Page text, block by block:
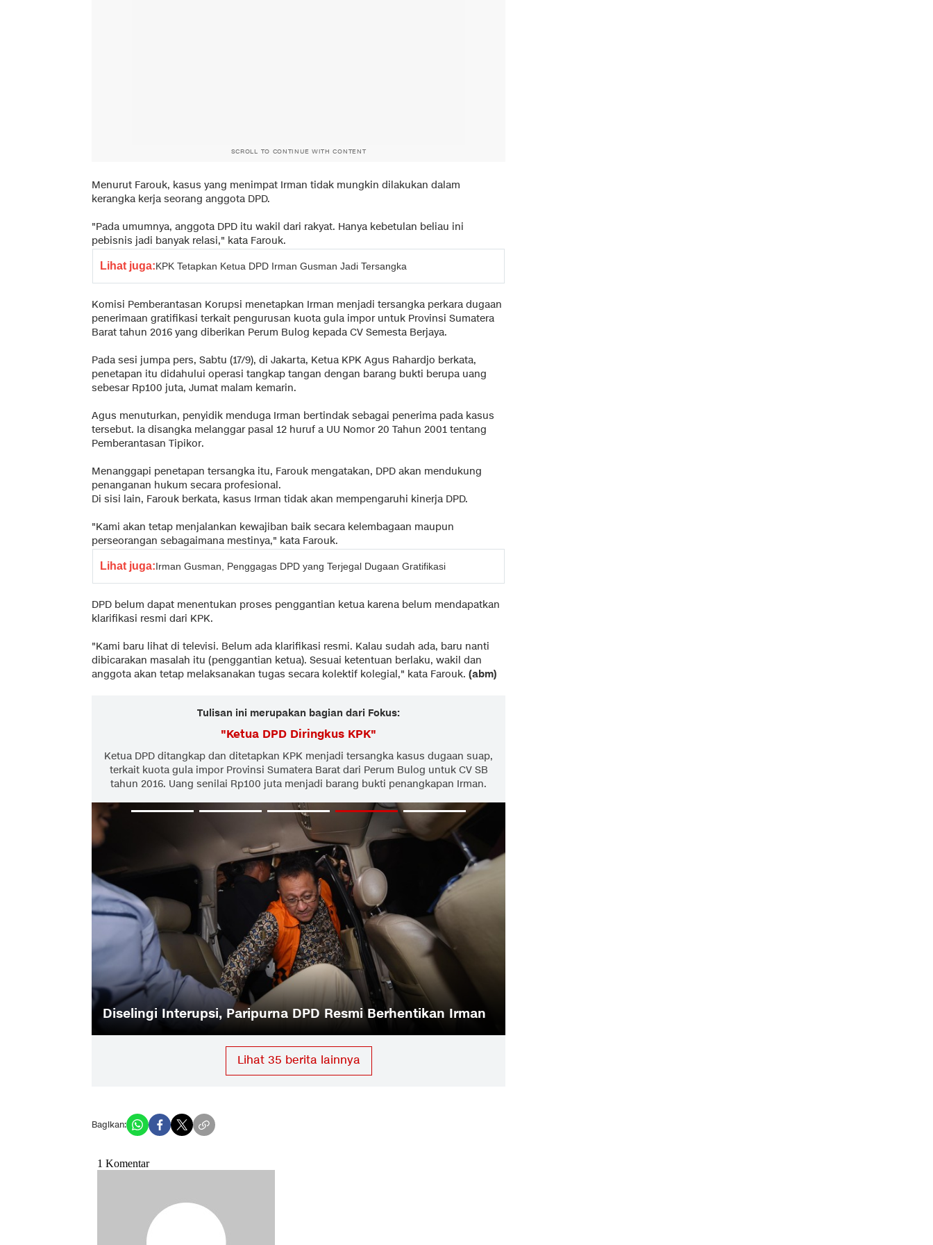
SCROLL TO CONTINUE WITH CONTENT
Menurut Farouk, kasus yang menimpat Irman tidak mungkin dilakukan dalam
kerangka kerja seorang anggota DPD.
"Pada umumnya, anggota DPD itu wakil dari rakyat. Hanya kebetulan beliau ini
pebisnis jadi banyak relasi," kata Farouk.
Lihat juga:KPK Tetapkan Ketua DPD Irman Gusman Jadi Tersangka
Komisi Pemberantasan Korupsi menetapkan Irman menjadi tersangka perkara dugaan
penerimaan gratifikasi terkait pengurusan kuota gula impor untuk Provinsi Sumatera
Barat tahun 2016 yang diberikan Perum Bulog kepada CV Semesta Berjaya.
Pada sesi jumpa pers, Sabtu (17/9), di Jakarta, Ketua KPK Agus Rahardjo berkata,
penetapan itu didahului operasi tangkap tangan dengan barang bukti berupa uang
sebesar Rp100 juta, Jumat malam kemarin.
Agus menuturkan, penyidik menduga Irman bertindak sebagai penerima pada kasus
tersebut. Ia disangka melanggar pasal 12 huruf a UU Nomor 20 Tahun 2001 tentang
Pemberantasan Tipikor.
Menanggapi penetapan tersangka itu, Farouk mengatakan, DPD akan mendukung
penanganan hukum secara profesional.
Di sisi lain, Farouk berkata, kasus Irman tidak akan mempengaruhi kinerja DPD.
"Kami akan tetap menjalankan kewajiban baik secara kelembagaan maupun
perseorangan sebagaimana mestinya," kata Farouk.
Lihat juga:Irman Gusman, Penggagas DPD yang Terjegal Dugaan Gratifikasi
DPD belum dapat menentukan proses penggantian ketua karena belum mendapatkan
klarifikasi resmi dari KPK.
"Kami baru lihat di televisi. Belum ada klarifikasi resmi. Kalau sudah ada, baru nanti
dibicarakan masalah itu (penggantian ketua). Sesuai ketentuan berlaku, wakil dan
anggota akan tetap melaksanakan tugas secara kolektif kolegial," kata Farouk. (abm)
Tulisan ini merupakan bagian dari Fokus:
"Ketua DPD Diringkus KPK"
Ketua DPD ditangkap dan ditetapkan KPK menjadi tersangka kasus dugaan suap,
terkait kuota gula impor Provinsi Sumatera Barat dari Perum Bulog untuk CV SB
tahun 2016. Uang senilai Rp100 juta menjadi barang bukti penangkapan Irman.
Diselingi Interupsi, Paripurna DPD Resmi Berhentikan Irman
Lihat 35 berita lainnya
Bagikan: